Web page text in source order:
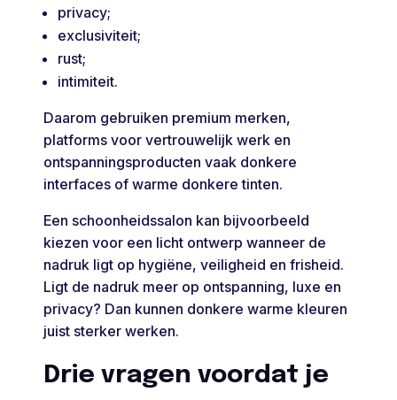
privacy;
exclusiviteit;
rust;
intimiteit.
Daarom gebruiken premium merken,
platforms voor vertrouwelijk werk en
ontspanningsproducten vaak donkere
interfaces of warme donkere tinten.
Een schoonheidssalon kan bijvoorbeeld
kiezen voor een licht ontwerp wanneer de
nadruk ligt op hygiëne, veiligheid en frisheid.
Ligt de nadruk meer op ontspanning, luxe en
privacy? Dan kunnen donkere warme kleuren
juist sterker werken.
Drie vragen voordat je